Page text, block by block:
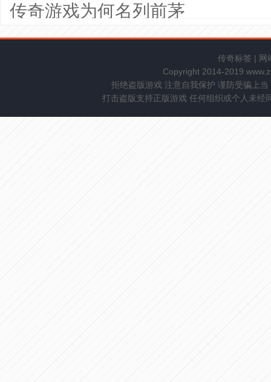
传奇游戏为何名列前茅
传奇标签 | 网
Copyright 2014-2019
拒绝盗版游戏 注意自我保护 谨防受骗上
打击盗版支持正版游戏 任何组织或个人未经